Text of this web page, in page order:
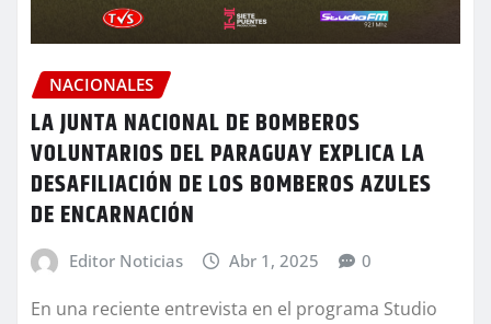
NACIONALES
LA JUNTA NACIONAL DE BOMBEROS
VOLUNTARIOS DEL PARAGUAY EXPLICA LA
DESAFILIACIÓN DE LOS BOMBEROS AZULES
DE ENCARNACIÓN
Editor Noticias Abr 1, 2025 0
En una reciente entrevista en el programa Studio